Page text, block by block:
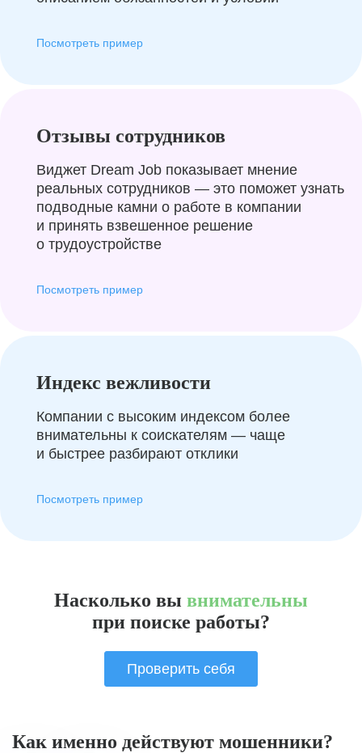
Посмотреть пример
Отзывы сотрудников
Виджет Dream Job показывает мнение
реальных сотрудников — это поможет узнать
подводные камни о работе в компании
и принять взвешенное решение
о трудоустройстве
Посмотреть пример
Индекс вежливости
Компании с высоким индексом более
внимательны к соискателям — чаще
и быстрее разбирают отклики
Посмотреть пример
Насколько вы внимательны
при поиске работы?
Проверить себя
Как именно действуют мошенники?